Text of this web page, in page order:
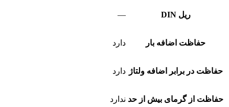
ریل DIN —
حفاظت اضافه بار دارد
حفاظت در برابر اضافه ولتاژ دارد
حفاظت از گرمای بیش از حد ندارد